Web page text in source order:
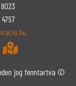
jog fenntartva ©